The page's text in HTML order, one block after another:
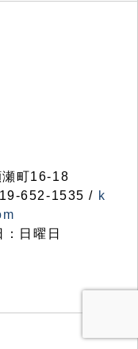
町16-18
652-1535 / k
日曜日